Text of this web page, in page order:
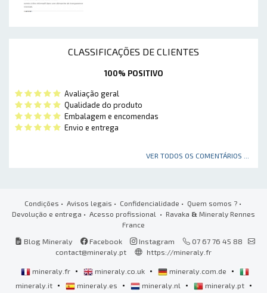
CLASSIFICAÇÕES DE CLIENTES
100% POSITIVO
Avaliação geral
Qualidade do produto
Embalagem e encomendas
Envio e entrega
VER TODOS OS COMENTÁRIOS ...
Condições • Avisos legais • Confidencialidade • Quem somos ?•
Devolução e entrega • Acesso profissional • Ravaka & Mineraly Rennes
France
Blog Mineraly
Facebook Instagram
07 67 76 45 88
contact@mineraly.pt
https://mineraly.fr
mineraly.fr • mineraly.co.uk • mineraly.com.de •
mineraly.it • mineraly.es • mineraly.nl • mineraly.pt •